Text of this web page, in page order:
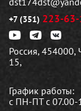
+7 (351) 223-
Россия, 454000,
15,
График работы:
с ПН-ПТ с